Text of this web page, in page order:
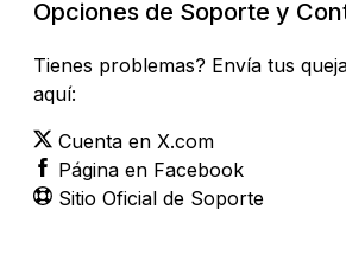
Opciones de Soporte y
Tienes problemas? Envía tus
aquí:
Cuenta en X.com
Página en Facebook
Sitio Oficial de Soporte